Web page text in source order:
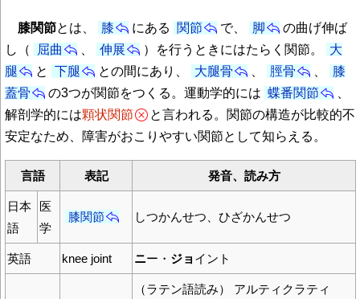
膝関節とは、 膝 にある 関節 で、 脚
の曲げ伸ば
し（
屈曲 伸展 ）を行うときにはたらく関節。
大
腿
と 下腿 との間にあり、 大腿骨 脛骨
膝
蓋骨
の3つが関節をつくる。運動学的には 蝶番関節
解剖学的には顆状関節
と言われる。関節の構造が比較的不
安定なため、障害がおこりやすい関節として知らえる。
言語 表記 発音、読み方
日本
語
医
学
膝関節 しつかんせつ、ひざかんせつ
英語 knee joint ニー・ ジョ イント
（ラテン語読み） アルティクラティ